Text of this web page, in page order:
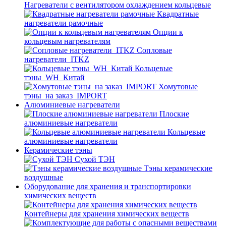
Нагреватели с вентилятором охлаждением кольцевые
Квадратные
нагреватели рамочные
Опции к
кольцевым нагревателям
Cопловые
нагреватели_ITKZ
Кольцевые
тэны_WH_Китай
Хомутовые
тэны_на заказ_IMPORT
Алюминиевые нагреватели
Плоские
алюминиевые нагреватели
Кольцевые
алюминиевые нагреватели
Керамические тэны
Сухой ТЭН
Тэны керамические
воздушные
Оборудование для хранения и транспортировки
химических веществ
Контейнеры для хранения химических веществ